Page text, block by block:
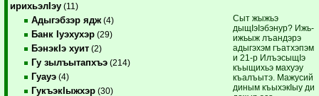
ирихьэлIэу (11)
Адыгэбзэр ядж (4)
Банк Iуэхухэр (29)
БэнэкIэ хуит (2)
Гу зылъытапхъэ (214)
Гуауэ (4)
ГукъэкIыжхэр (30)
Сыт жыжьэ
дыщIэIэбэнур? Ижь-
ижьыж лъандэрэ
адыгэхэм гъатхэпэм
и 21-р ИлъэсыщIэ
къыщихьэ махуэу
къалъытэ. Мажусий
диным къыхэкIыу ди